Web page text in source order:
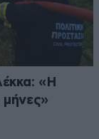
«Η
μήνες»